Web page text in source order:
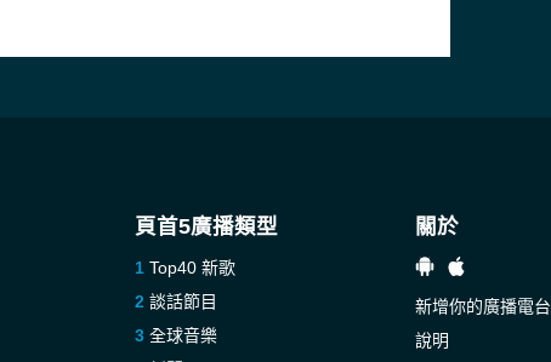
頁首5廣播類型
Top40 新歌
談話節目
全球音樂
關於
新增你的廣播電台
說明